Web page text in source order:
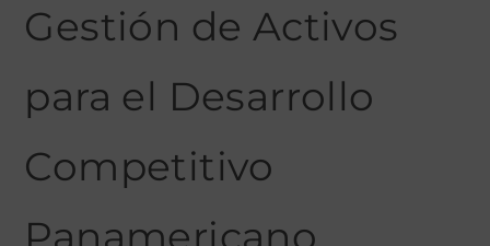
Gestión de Activos
para el Desarrollo
Competitivo
Panamericano